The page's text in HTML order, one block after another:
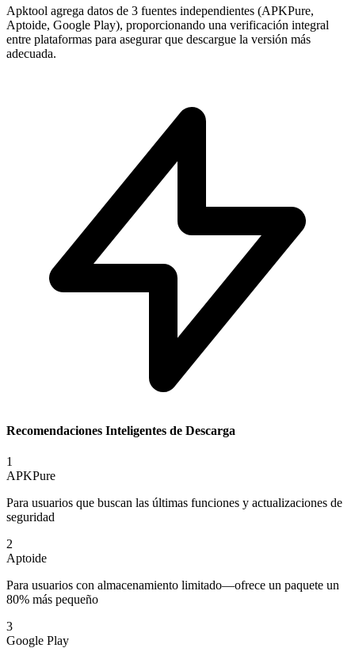
Apktool agrega datos de 3 fuentes independientes (APKPure,
Aptoide, Google Play), proporcionando una verificación integral
entre plataformas para asegurar que descargue la versión más
adecuada.
Recomendaciones Inteligentes de Descarga
1
APKPure
Para usuarios que buscan las últimas funciones y actualizaciones de
seguridad
2
Aptoide
Para usuarios con almacenamiento limitado—ofrece un paquete un
80% más pequeño
3
Google Play